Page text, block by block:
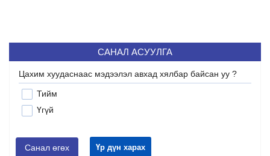
САНАЛ АСУУЛГА
Цахим хуудаснаас мэдээлэл авхад хялбар байсан уу ?
Тийм
Үгүй
Санал өгөх Үр дүн харах